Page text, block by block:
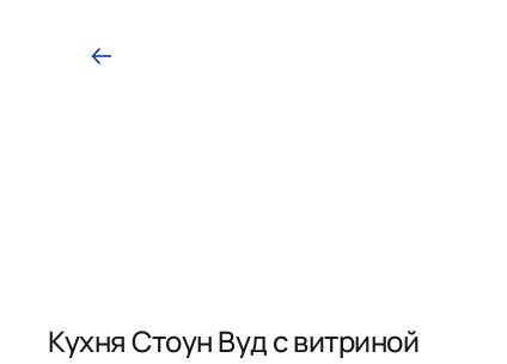
Кухня Стоун Вуд с витриной